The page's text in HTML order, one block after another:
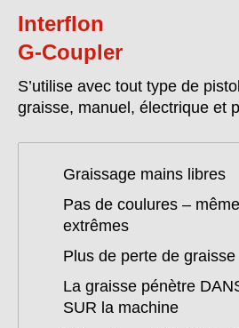
Interflon
G-Coupler
S’utilise avec tout type de
graisse, manuel, électrique et
Graissage mains libres
Pas de coulures –
extrêmes
Plus de perte de graisse
La graisse pénètre
SUR la machine